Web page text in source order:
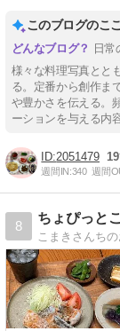
このブログのこ
日
様々な料理写真とと
る。定番から創作ま
や豊かさを伝える。
ーションを与える内
2051479 19
週間IN:340 週間
8
ちょぴっと
こまきさんち